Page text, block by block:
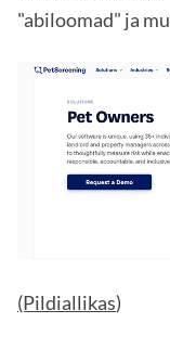
"abiloomad" ja
(Pildiallikas)